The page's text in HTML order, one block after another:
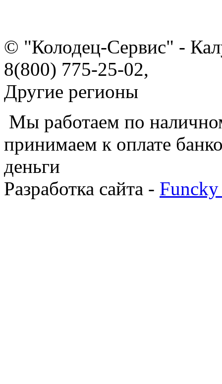
© "Колодец-Сервис" -
8(800) 775-25-02,
Другие регионы
Мы работаем по
принимаем к оплате
деньги
Разработка сайта -